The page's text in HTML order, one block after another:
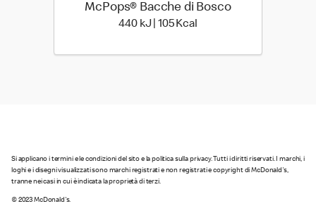
McPops® Bacche di Bosco
440 kJ | 105 Kcal
Si applicano i termini e le condizioni del sito e la politica sulla privacy. Tutti i diritti riservati. I marchi, i
loghi e i disegni visualizzati sono marchi registrati e non registrati e copyright di McDonald's,
tranne nei casi in cui è indicata la proprietà di terzi.
© 2023 McDonald's.